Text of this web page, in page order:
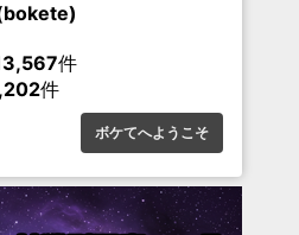
件
件
ボケてへようこそ